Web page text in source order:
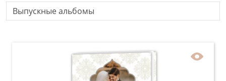
Выпускные альбомы